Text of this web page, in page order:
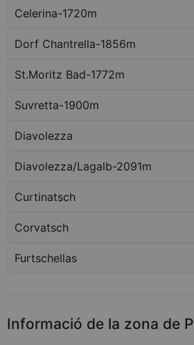
Celerina-1720m
Dorf Chantrella-1856m
St.Moritz Bad-1772m
Suvretta-1900m
Diavolezza
Diavolezza/Lagalb-2091m
Curtinatsch
Corvatsch
Furtschellas
Informació de la zona de